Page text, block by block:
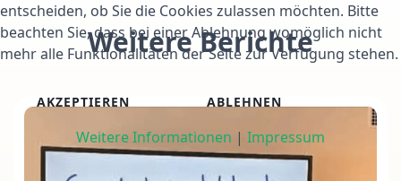
Weitere Berichte
entscheiden, ob Sie die Cookies zulassen möchten. Bitte
beachten Sie, dass bei einer Ablehnung womöglich nicht
mehr alle Funktionalitäten der Seite zur Verfügung stehen.
AKZEPTIEREN ABLEHNEN
Weitere Informationen | Impressum